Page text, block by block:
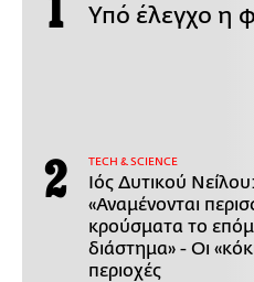
Υπό έλεγχο η
ΤECH & SCIENCE
Ιός Δυτικού Νείλου:
«Αναμένονται
κρούσματα το
διάστημα» - Οι
περιοχές